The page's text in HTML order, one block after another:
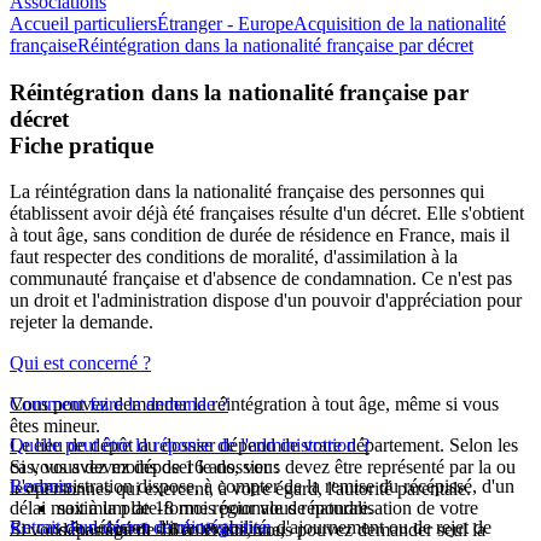
Accueil particuliersÉtranger - EuropeAcquisition de la nationalité
françaiseRéintégration dans la nationalité française par décret
Réintégration dans la nationalité française par
décret
Fiche pratique
La réintégration dans la nationalité française des personnes qui
établissent avoir déjà été françaises résulte d'un décret. Elle s'obtient
à tout âge, sans condition de durée de résidence en France, mais il
faut respecter des conditions de moralité, d'assimilation à la
communauté française et d'absence de condamnation. Ce n'est pas
un droit et l'administration dispose d'un pouvoir d'appréciation pour
rejeter la demande.
Qui est concerné ?
Vous pouvez demander la réintégration à tout âge, même si vous
êtes mineur.
Si vous avez moins de 16 ans, vous devez être représenté par la ou
les personnes qui exercent, à votre égard, l'autorité parentale.
Si vous êtes âgé de 16 à 18 ans, vous pouvez demander seul la
Comment faire la demande ?
Le lieu de dépôt du dossier dépend de votre département. Selon les
cas, vous devez déposer le dossier :
soit à la plate-forme régionale de naturalisation de votre
département s'il en existe une,
Quelle peut être la réponse de l'administration ?
L'administration dispose, à compter de la remise du récépissé, d'un
délai maximum de 18 mois pour vous répondre.
Recours
En cas de décision d'irrecevabilité, d'ajournement ou de rejet de
Retrait d'un décret de réintégration